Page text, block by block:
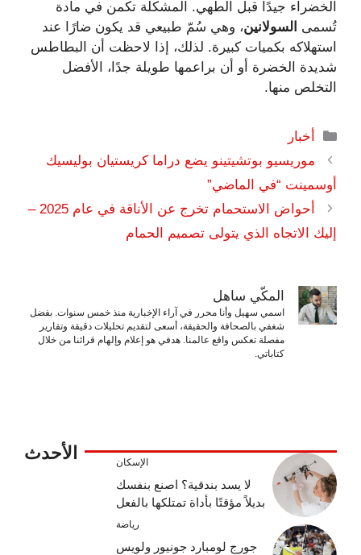
الخضراء جيدًا قبل الطهي. المشكلة تكمن في مادة
تُسمى السولانين، وهي سُمّ طبيعي قد يكون ضارًا عند
استهلاكه بكميات كبيرة. لذلك، إذا لاحظت أن البطاطس
شديدة الخضرة أو أن براعمها طويلة جدًا، الأفضل
التخلص منها.
التصنيفات
أخبار
موريسيو بوتشيتينو يضع دراما كريستيان بوليسيك
أوسمينت “في الماضي”
أحواض الاستحمام تخرج عن الأناقة في عام 2025 –
إليك الاتجاه الذي يتولى تصميم الحمام
المكّي ساهل
اسمي سهيل وأنا محرر في آراء الإخبارية منذ خمس سنوات. بفضل
شغفي بالصحافة والحقيقة، أسعى لتقديم تحليلات دقيقة وتقارير
مفصلة تعكس واقع عالمنا. هدفي هو إعلام وإلهام قرائنا من خلال
كتاباتي.
الأحدث الإسكان
لا يسد بندقية؟ اصنع بنفسك
بديلاً مؤقتًا بأداة تمتلكها بالفعل
رياضة
جورج لومبارد جونيور ولويس